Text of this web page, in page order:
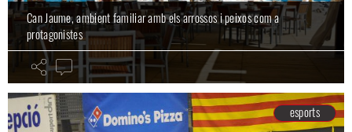
Can Jaume, ambient familiar amb els arrossos i peixos com a
protagonistes
esports